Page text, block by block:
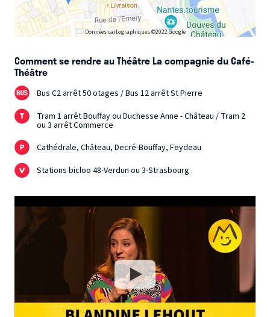
Données cartographiques ©2022 Google
Comment se rendre au Théâtre La compagnie du Café-
Théâtre
Bus C2 arrêt 50 otages / Bus 12 arrêt St Pierre
Tram 1 arrêt Bouffay ou Duchesse Anne - Château / Tram 2
ou 3 arrêt Commerce
Cathédrale, Château, Decré-Bouffay, Feydeau
Stations bicloo 48-Verdun ou 3-Strasbourg